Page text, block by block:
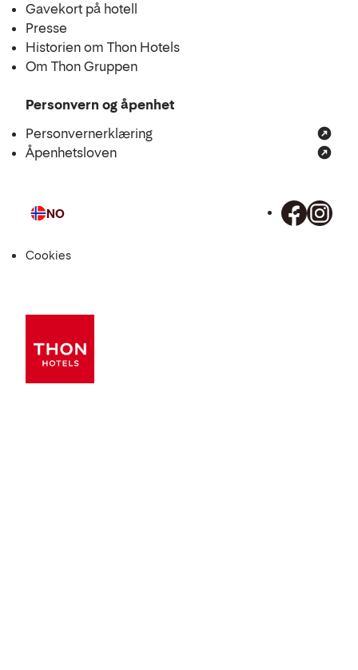
Gavekort på hotell
Presse
Historien om Thon Hotels
Om Thon Gruppen
Personvern og åpenhet
Personvernerklæring
Åpenhetsloven
Språk
NO
Cookies